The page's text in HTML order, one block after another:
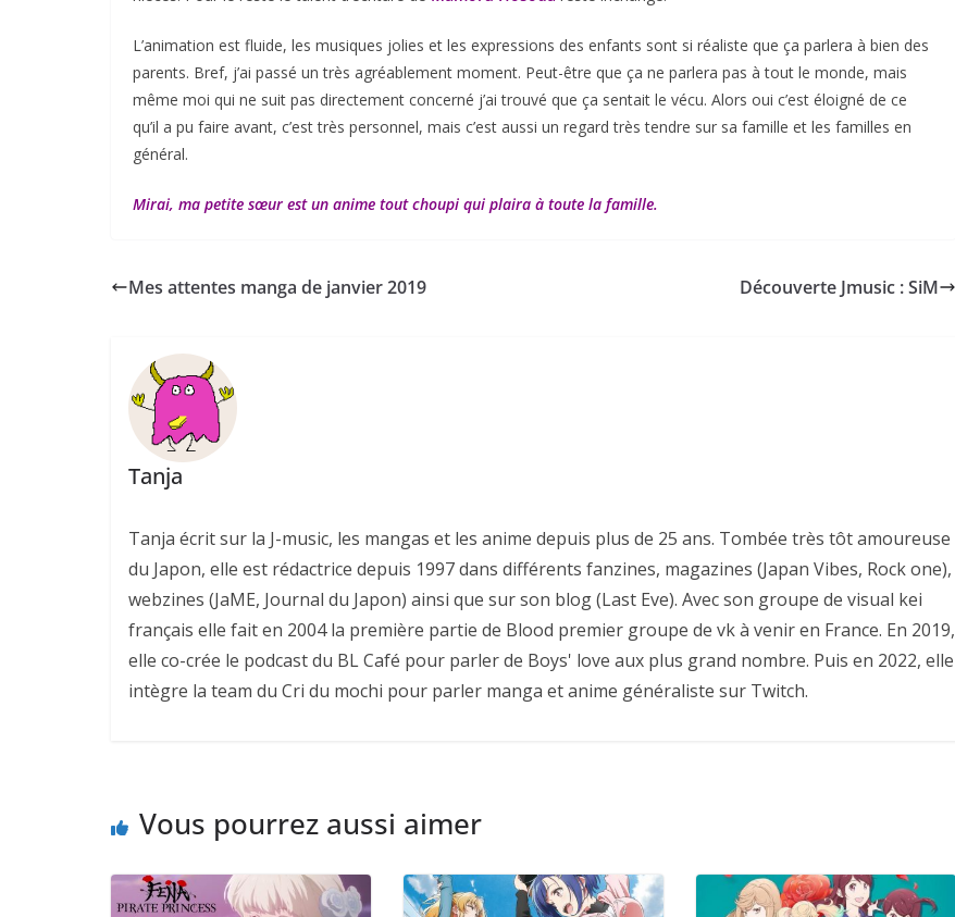
L’animation est fluide, les musiques jolies et les expressions des enfants sont si réaliste que ça parlera à bien des
parents. Bref, j’ai passé un très agréablement moment. Peut-être que ça ne parlera pas à tout le monde, mais
même moi qui ne suit pas directement concerné j’ai trouvé que ça sentait le vécu. Alors oui c’est éloigné de ce
qu’il a pu faire avant, c’est très personnel, mais c’est aussi un regard très tendre sur sa famille et les familles en
général.
Mirai, ma petite sœur est un anime tout choupi qui plaira à toute la famille.
Mes attentes manga de janvier 2019 Découverte Jmusic : SiM
Tanja
Tanja écrit sur la J-music, les mangas et les anime depuis plus de 25 ans. Tombée très tôt amoureuse
du Japon, elle est rédactrice depuis 1997 dans différents fanzines, magazines (Japan Vibes, Rock one),
webzines (JaME, Journal du Japon) ainsi que sur son blog (Last Eve). Avec son groupe de visual kei
français elle fait en 2004 la première partie de Blood premier groupe de vk à venir en France. En 2019,
elle co-crée le podcast du BL Café pour parler de Boys' love aux plus grand nombre. Puis en 2022, elle
intègre la team du Cri du mochi pour parler manga et anime généraliste sur Twitch.
Vous pourrez aussi aimer